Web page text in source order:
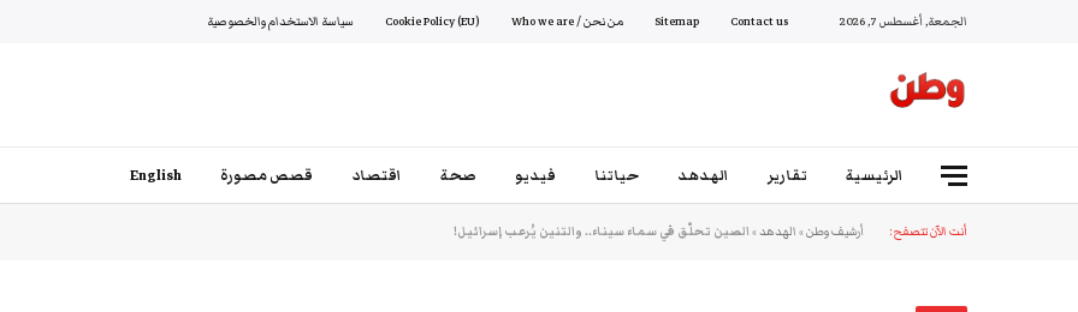
الجمعة, أغسطس 7, 2026 Contact us
Sitemap من نحن / Who we are Cookie Policy (EU) سياسة الاستخدام والخصوصية
الرئيسية تقارير الهدهد حياتنا فيديو صحة اقتصاد قصص مصورة English
أنت الآن تتصفح: أرشيف وطن»الهدهد»الصين تحلّق في سماء سيناء.. والتنين يُرعب إسرائيل!